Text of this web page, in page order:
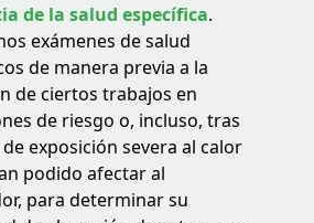
de la salud específica.
exámenes de salud
de manera previa a la
de ciertos trabajos en
de riesgo o, incluso, tras
exposición severa al calor
podido afectar al
para determinar su